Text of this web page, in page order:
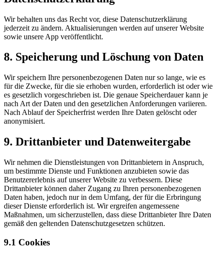
Wir behalten uns das Recht vor, diese Datenschutzerklärung
jederzeit zu ändern. Aktualisierungen werden auf unserer Website
sowie unsere App veröffentlicht.
8. Speicherung und Löschung von Daten
Wir speichern Ihre personenbezogenen Daten nur so lange, wie es
für die Zwecke, für die sie erhoben wurden, erforderlich ist oder wie
es gesetzlich vorgeschrieben ist. Die genaue Speicherdauer kann je
nach Art der Daten und den gesetzlichen Anforderungen variieren.
Nach Ablauf der Speicherfrist werden Ihre Daten gelöscht oder
anonymisiert.
9. Drittanbieter und Datenweitergabe
Wir nehmen die Dienstleistungen von Drittanbietern in Anspruch,
um bestimmte Dienste und Funktionen anzubieten sowie das
Benutzererlebnis auf unserer Website zu verbessern. Diese
Drittanbieter können daher Zugang zu Ihren personenbezogenen
Daten haben, jedoch nur in dem Umfang, der für die Erbringung
dieser Dienste erforderlich ist. Wir ergreifen angemessene
Maßnahmen, um sicherzustellen, dass diese Drittanbieter Ihre Daten
gemäß den geltenden Datenschutzgesetzen schützen.
9.1 Cookies